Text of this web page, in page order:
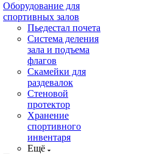
Оборудование для
спортивных залов
Пьедестал почета
Система деления
зала и подъема
флагов
Скамейки для
раздевалок
Стеновой
протектор
Хранение
спортивного
инвентаря
Ещё